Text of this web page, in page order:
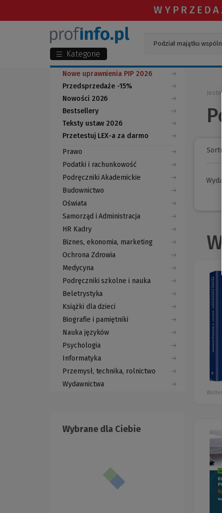
Kategorie
Nowe uprawnienia PIP 2026
Przedsprzedaże -15%
Nowości 2026
Bestsellery
Teksty ustaw 2026
Przetestuj LEX-a za darmo
(Nowe
okno)
(Link
do
innej
strony)
Prawo
Podatki i rachunkowość
Podręczniki Akademickie
Budownictwo
Oświata
Samorząd i Administracja
HR Kadry
Biznes, ekonomia, marketing
Ochrona Zdrowia
Medycyna
Podręczniki szkolne i nauka
Beletrystyka
Książki dla dzieci
Biografie i pamiętniki
Nauka języków
Psychologia
Informatyka
Przemysł, technika, rolnictwo
Wydawnictwa
Wybrane dla Ciebie